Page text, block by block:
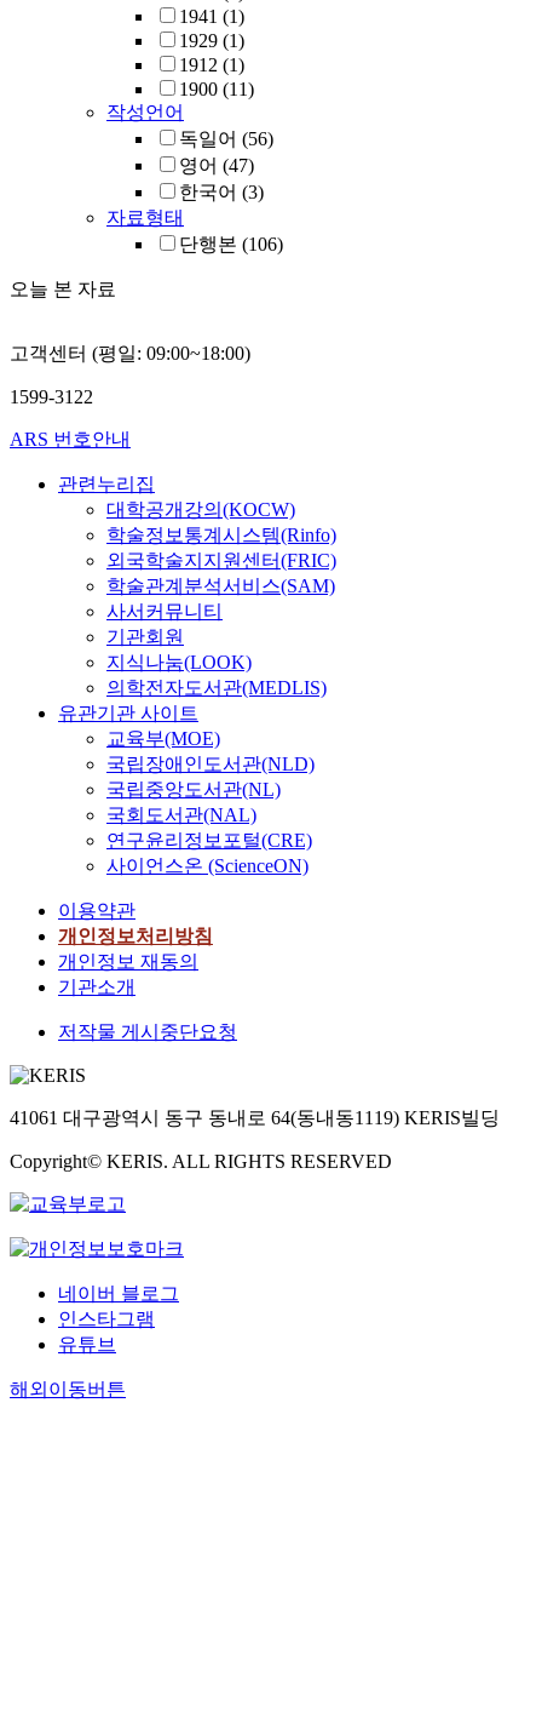
1941 (1)
1929 (1)
1912 (1)
1900 (11)
작성언어
독일어 (56)
영어 (47)
한국어 (3)
자료형태
단행본 (106)
오늘 본 자료
고객센터 (평일: 09:00~18:00)
1599-3122
ARS 번호안내
관련누리집
대학공개강의(KOCW)
학술정보통계시스템(Rinfo)
외국학술지지원센터(FRIC)
학술관계분석서비스(SAM)
사서커뮤니티
기관회원
지식나눔(LOOK)
의학전자도서관(MEDLIS)
유관기관 사이트
교육부(MOE)
국립장애인도서관(NLD)
국립중앙도서관(NL)
국회도서관(NAL)
연구윤리정보포털(CRE)
사이언스온 (ScienceON)
이용약관
개인정보처리방침
개인정보 재동의
기관소개
저작물 게시중단요청
41061 대구광역시 동구 동내로 64(동내동1119) KERIS빌딩
Copyright© KERIS. ALL RIGHTS RESERVED
네이버 블로그
인스타그램
유튜브
해외이동버튼